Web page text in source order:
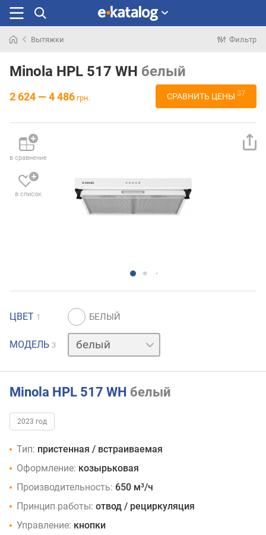
раньше
Вытяжки Фильтр
Minola HPL 517 WH белый
2 624 — 4 486 грн. СРАВНИТЬ ЦЕНЫ 37
в сравнение
в список
ЦВЕТ 1
МОДЕЛЬ 3
нержавейка
черный
Minola HPL 517 WH белый
2023 год
Тип: пристенная / встраиваемая
Оформление: козырьковая
Производительность: 650 м³/ч
Принцип работы: отвод / рециркуляция
Управление: кнопки